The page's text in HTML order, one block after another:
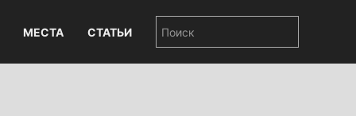
МЕСТА СТАТЬИ